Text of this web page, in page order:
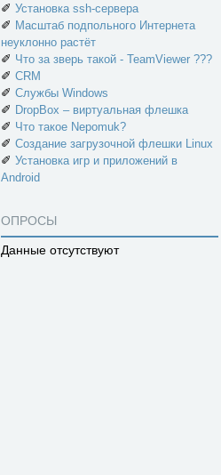
✐ Установка ssh-сервера
✐ Масштаб подпольного Интернета
неуклонно растёт
✐ Что за зверь такой - TeamViewer ???
✐ CRM
✐ Службы Windows
✐ DropBox – виртуальная флешка
✐ Что такое Nepomuk?
✐ Создание загрузочной флешки Linux
✐ Установка игр и приложений в
Android
ОПРОСЫ
Данные отсутствуют